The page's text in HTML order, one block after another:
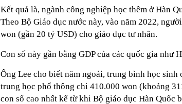
Kết quả là, ngành công nghiệp học thêm ở Hàn
Theo Bộ Giáo dục nước này, vào năm 2022,
won (gần 20 tỷ USD) cho giáo dục tư nhân.
Con số này gần bằng GDP của các quốc gia
Ông Lee cho biết năm ngoái, trung bình học
trung học phổ thông chi 410.000 won (khoảng
con số cao nhất kể từ khi Bộ giáo dục Hàn Quốc